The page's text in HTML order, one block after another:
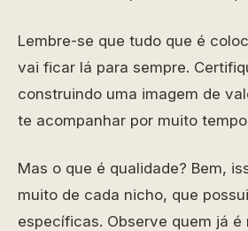
Lembre-se que tudo que é
vai ficar lá para sempre.
construindo uma imagem de
te acompanhar por muito
Mas o que é qualidade? Bem,
muito de cada nicho, que
específicas. Observe quem já é